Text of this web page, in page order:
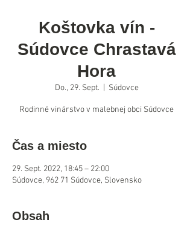
Koštovka vín -
Súdovce Chrastavá
Hora
Do., 29. Sept. Súdovce
Rodinné vinárstvo v malebnej obci Súdovce
Čas a miesto
29. Sept. 2022, 18:45 – 22:00
Súdovce, 962 71 Súdovce, Slovensko
Obsah